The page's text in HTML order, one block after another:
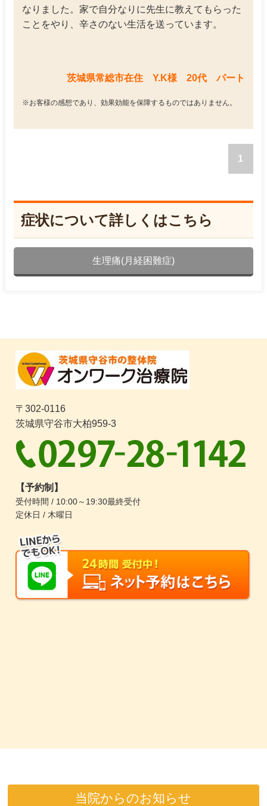
なりました。家で自分なりに先生に教えてもらった
ことをやり、辛さのない生活を送っています。
茨城県常総市在住 Y.K様 20代 パート
※お客様の感想であり、効果効能を保障するものではありません。
1
症状について詳しくはこちら
生理痛(月経困難症)
〒302-0116
茨城県守谷市大柏959-3
【予約制】
受付時間 / 10:00～19:30最終受付
定休日 / 木曜日
当院からのお知らせ